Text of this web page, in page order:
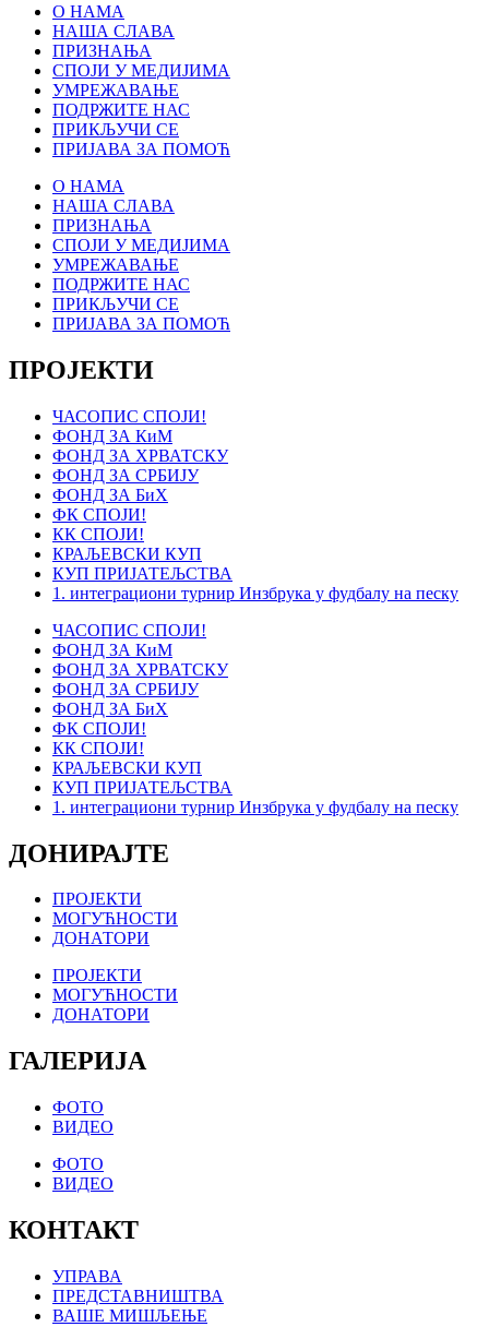
О НАМА
НАША СЛАВА
ПРИЗНАЊА
СПОЈИ У МЕДИЈИМА
УМРЕЖАВАЊЕ
ПОДРЖИТЕ НАС
ПРИКЉУЧИ СЕ
ПРИЈАВА ЗА ПОМОЋ
О НАМА
НАША СЛАВА
ПРИЗНАЊА
СПОЈИ У МЕДИЈИМА
УМРЕЖАВАЊЕ
ПОДРЖИТЕ НАС
ПРИКЉУЧИ СЕ
ПРИЈАВА ЗА ПОМОЋ
ПРОЈЕКТИ
ЧАСОПИС СПОЈИ!
ФОНД ЗА КиМ
ФОНД ЗА ХРВАТСКУ
ФОНД ЗА СРБИЈУ
ФОНД ЗА БиХ
ФК СПОЈИ!
КК СПОЈИ!
КРАЉЕВСКИ КУП
КУП ПРИЈАТЕЉСТВА
1. интеграциони турнир Инзбрука у фудбалу на песку
ЧАСОПИС СПОЈИ!
ФОНД ЗА КиМ
ФОНД ЗА ХРВАТСКУ
ФОНД ЗА СРБИЈУ
ФОНД ЗА БиХ
ФК СПОЈИ!
КК СПОЈИ!
КРАЉЕВСКИ КУП
КУП ПРИЈАТЕЉСТВА
1. интеграциони турнир Инзбрука у фудбалу на песку
ДОНИРАЈТЕ
ПРОЈЕКТИ
МОГУЋНОСТИ
ДОНАТОРИ
ПРОЈЕКТИ
МОГУЋНОСТИ
ДОНАТОРИ
ГАЛЕРИЈА
ФОТО
ВИДЕО
ФОТО
ВИДЕО
КОНТАКТ
УПРАВА
ПРЕДСТАВНИШТВА
ВАШЕ МИШЉЕЊЕ